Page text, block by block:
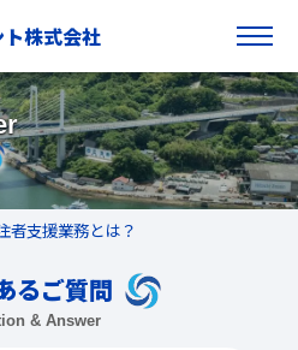
株式会社
者支援業務とは？
るご質問
& Answer